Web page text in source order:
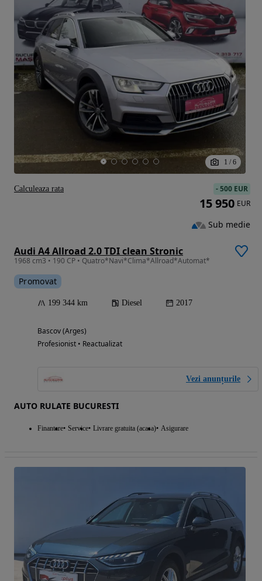
1 / 6
Audi A4 Allroad 2.0 TDI clean Stronic
1968 cm3 • 190 CP • Quatro*Navi*Clima*Allroad*Automat*
Promovat
199 344 km Diesel 2017
Bascov (Arges)
Profesionist • Reactualizat
Vezi anunțurile
AUTO RULATE BUCURESTI
Finantare Service Livrare gratuita (acasa) Asigurare
-500 EUR
15 950 EUR
Sub medie
Calculeaza rata